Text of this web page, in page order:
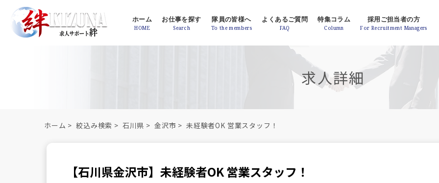
ホーム お仕事を探す 隊員の皆様へ よくあるご質問 特集コラム 採用ご担当者の方
求人詳細
ホーム > 絞込み検索 > 石川県 > 金沢市 > 未経験者OK 営業スタッフ！
【石川県金沢市】未経験者OK 営業スタッフ！